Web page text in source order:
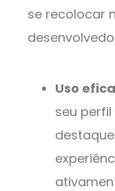
se recolocar
Uso
seu